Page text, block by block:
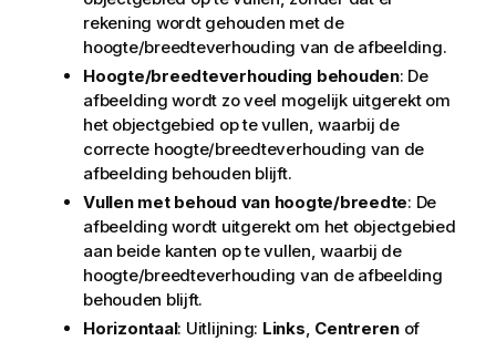
rekening wordt gehouden met de
hoogte/breedteverhouding van de afbeelding.
Hoogte/breedteverhouding behouden: De
afbeelding wordt zo veel mogelijk uitgerekt om
het objectgebied op te vullen, waarbij de
correcte hoogte/breedteverhouding van de
afbeelding behouden blijft.
Vullen met behoud van hoogte/breedte: De
afbeelding wordt uitgerekt om het objectgebied
aan beide kanten op te vullen, waarbij de
hoogte/breedteverhouding van de afbeelding
behouden blijft.
Horizontaal: Uitlijning: Links, Centrerenof